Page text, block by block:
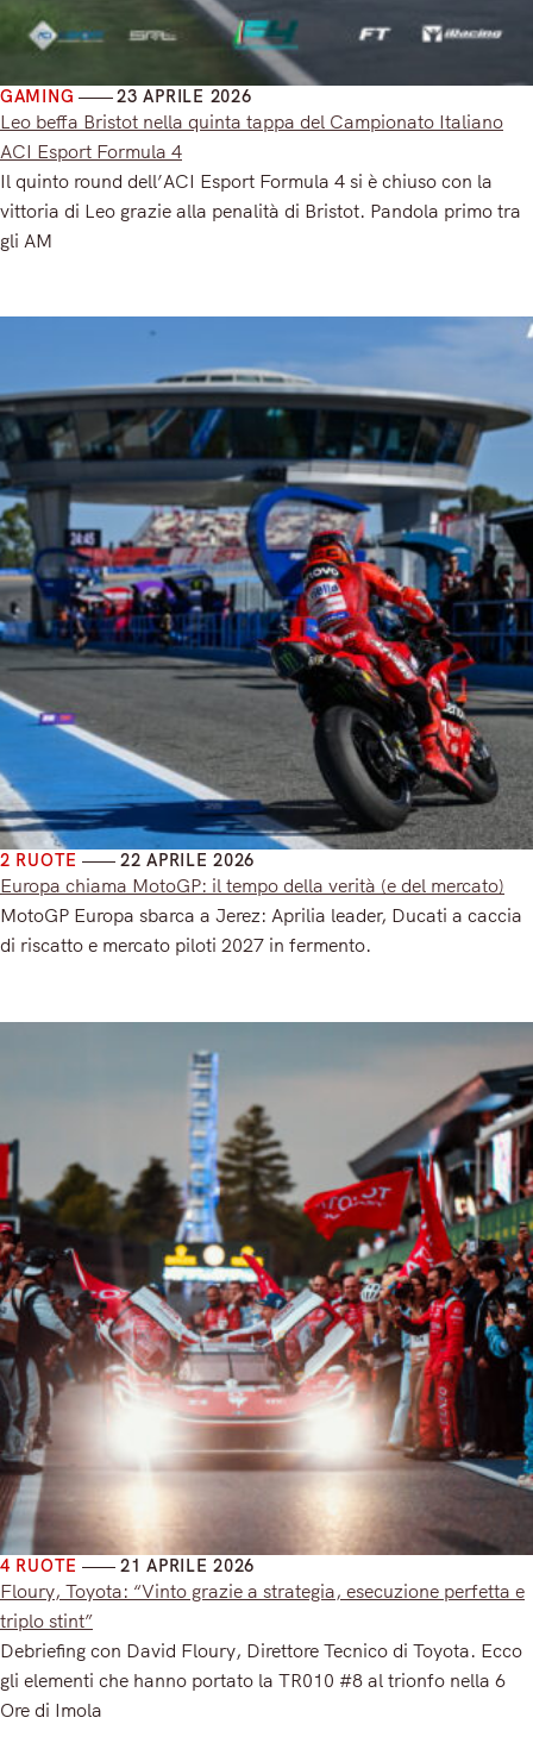
GAMING 23 APRILE 2026
Leo beffa Bristot nella quinta tappa del Campionato Italiano
ACI Esport Formula 4
Il quinto round dell’ACI Esport Formula 4 si è chiuso con la
vittoria di Leo grazie alla penalità di Bristot. Pandola primo tra
gli AM
2 RUOTE 22 APRILE 2026
Europa chiama MotoGP: il tempo della verità (e del mercato)
MotoGP Europa sbarca a Jerez: Aprilia leader, Ducati a caccia
di riscatto e mercato piloti 2027 in fermento.
4 RUOTE 21 APRILE 2026
Floury, Toyota: “Vinto grazie a strategia, esecuzione perfetta e
triplo stint”
Debriefing con David Floury, Direttore Tecnico di Toyota. Ecco
gli elementi che hanno portato la TR010 #8 al trionfo nella 6
Ore di Imola